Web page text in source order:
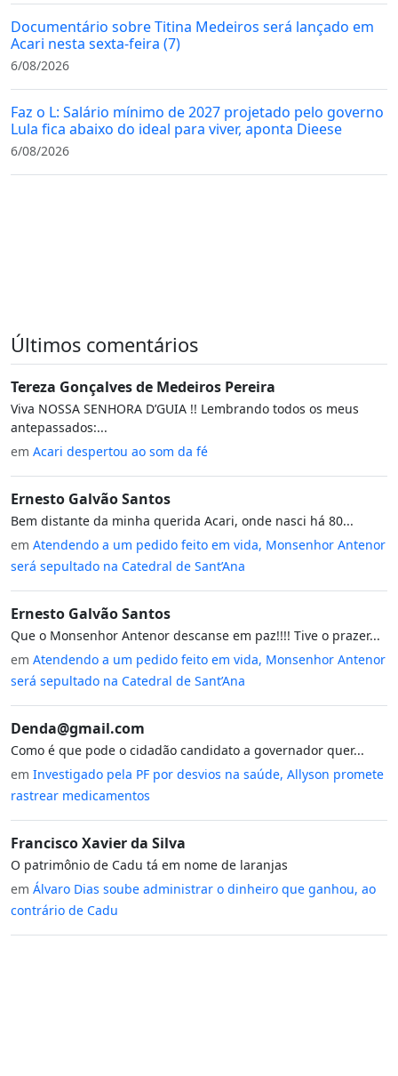
Documentário sobre Titina Medeiros será lançado em
Acari nesta sexta-feira (7)
6/08/2026
Faz o L: Salário mínimo de 2027 projetado pelo governo
Lula fica abaixo do ideal para viver, aponta Dieese
6/08/2026
Últimos comentários
Tereza Gonçalves de Medeiros Pereira
Viva NOSSA SENHORA D’GUIA !! Lembrando todos os meus
antepassados:...
em Acari despertou ao som da fé
Ernesto Galvão Santos
Bem distante da minha querida Acari, onde nasci há 80...
em Atendendo a um pedido feito em vida, Monsenhor Antenor
será sepultado na Catedral de Sant’Ana
Ernesto Galvão Santos
Que o Monsenhor Antenor descanse em paz!!!! Tive o prazer...
em Atendendo a um pedido feito em vida, Monsenhor Antenor
será sepultado na Catedral de Sant’Ana
Denda@gmail.com
Como é que pode o cidadão candidato a governador quer...
em Investigado pela PF por desvios na saúde, Allyson promete
rastrear medicamentos
Francisco Xavier da Silva
O patrimônio de Cadu tá em nome de laranjas
em Álvaro Dias soube administrar o dinheiro que ganhou, ao
contrário de Cadu